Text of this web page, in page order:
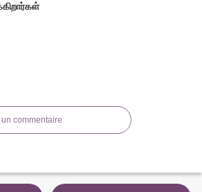
commentaire